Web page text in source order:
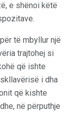
e shënoi këtë
të mbyllur një
trajtohej si
që ishte
i dha
që kishte
në përputhje